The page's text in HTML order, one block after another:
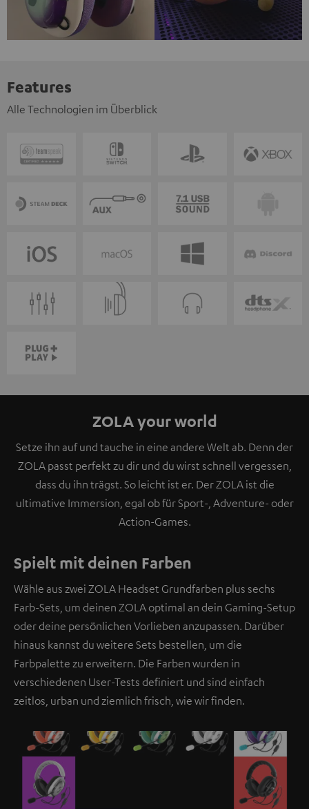
Features
Alle Technologien im Überblick
ZOLA your world
Setze ihn auf und tauche in eine andere Welt ab. Denn der
ZOLA passt perfekt zu dir und du wirst schnell vergessen,
dass du ihn trägst. So leicht ist er. Der ZOLA ist die
ultimative Immersion, egal ob für Sport-, Adventure- oder
Action-Games.
Spielt mit deinen Farben
Wähle aus zwei ZOLA Headset Grundfarben plus sechs
Farb-Sets, um deinen ZOLA optimal an dein Gaming-Setup
oder deine persönlichen Vorlieben anzupassen. Darüber
hinaus kannst du weitere Sets bestellen, um die
Farbpalette zu erweitern. Die Farben wurden in
verschiedenen User-Tests definiert und sind einfach
zeitlos, urban und ziemlich frisch, wie wir finden.